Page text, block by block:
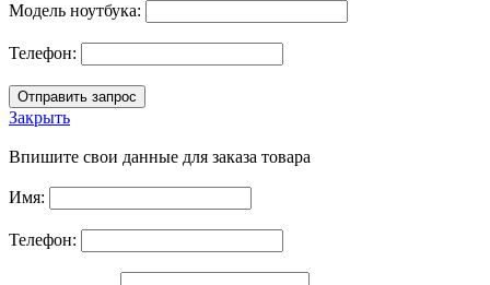
Модель ноутбука:
Телефон:
Закрыть
Впишите свои данные для заказа товара
Имя:
Телефон: